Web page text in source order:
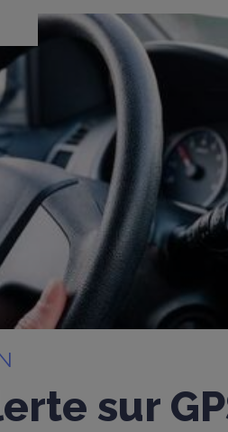
sur